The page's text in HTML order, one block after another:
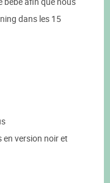
dans les 15
version noir et